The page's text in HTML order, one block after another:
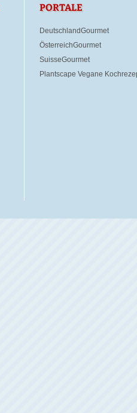
PORTALE
DeutschlandGourmet
ÖsterreichGourmet
SuisseGourmet
Plantscape Vegane